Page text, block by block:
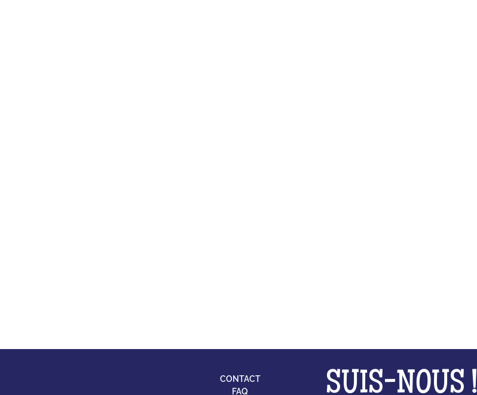
CONTACT
FAQ
SUIS-NOUS !